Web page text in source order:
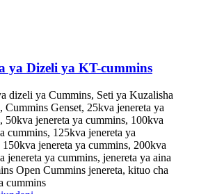
ya Dizeli ya KT-cummins
dizeli ya Cummins, Seti ya Kuzalisha
Cummins Genset, 25kva jenereta ya
50kva jenereta ya cummins, 100kva
cummins, 125kva jenereta ya
jenereta ya cummins, 200kva
jenereta ya cummins, jenereta ya aina
Open Cummins jenereta, kituo cha
cummins